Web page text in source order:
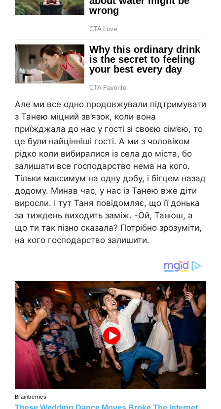
Але ми все одно nродовжували підтримувати
з Танею міцний зв’язок, коли вона
приїжджала до нас у гості зі своєю сім’єю, то
це були найцінніші гості. А ми з чоловіком
рідко коли вибиралися із села до міста, бо
залишати все господарство нема на кого.
Тільки максимум на одну добу, і бігцем назад
додому. Минав час, у нас із Танею вже діти
виросли. І тут Таня повідомляє, що її донька
за тиждень виходить заміж. -Ой, Танюш, а
що ти так пізно сказала? Потрібно зрозуміти,
на кого господарство залишити.